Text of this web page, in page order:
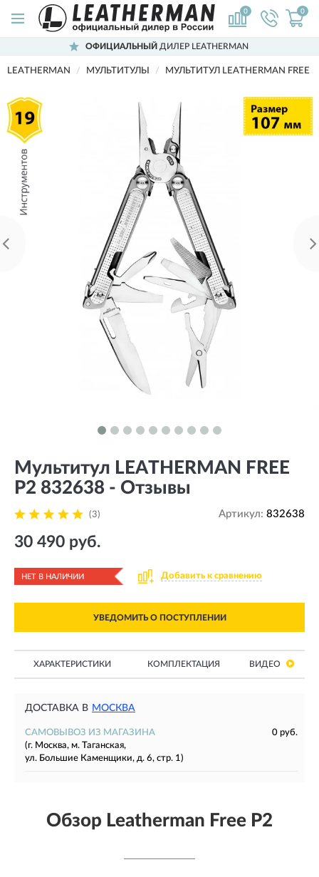
0 0
ОФИЦИАЛЬНЫЙ ДИЛЕР LEATHERMAN
LEATHERMAN МУЛЬТИТУЛЫ МУЛЬТИТУЛ LEATHERMAN FREE
Мультитул LEATHERMAN FREE
P2 832638 - Отзывы
(3) Артикул: 832638
30 490 руб.
НЕТ В НАЛИЧИИ Добавить к сравнению
УВЕДОМИТЬ О ПОСТУПЛЕНИИ
ХАРАКТЕРИСТИКИ КОМПЛЕКТАЦИЯ ВИДЕО
ДОСТАВКА В МОСКВА
САМОВЫВОЗ ИЗ МАГАЗИНА
0 руб.
(г. Москва, м. Таганская,
ул. Большие Каменщики, д. 6, стр. 1)
Обзор Leatherman Free P2